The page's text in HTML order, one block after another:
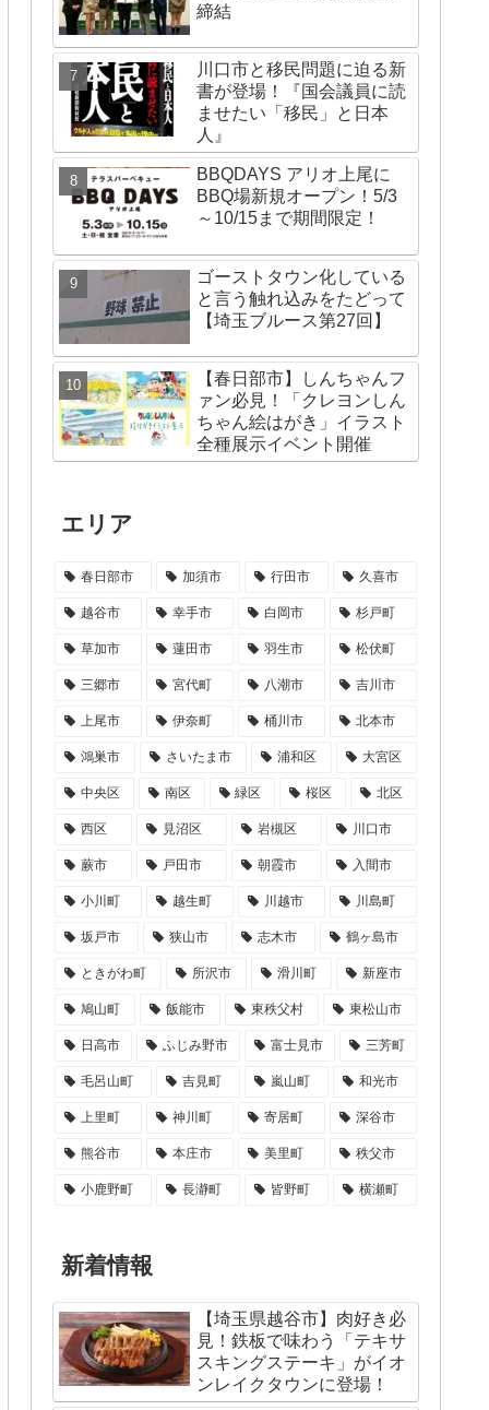
締結
川口市と移民問題に迫る新
書が登場！『国会議員に読
ませたい「移民」と日本
人』
BBQDAYS アリオ上尾に
BBQ場新規オープン！5/3
～10/15まで期間限定！
ゴーストタウン化している
と言う触れ込みをたどって
【埼玉ブルース第27回】
【春日部市】しんちゃんフ
ァン必見！「クレヨンしん
ちゃん絵はがき」イラスト
全種展示イベント開催
エリア
春日部市 加須市 行田市 久喜市
越谷市 幸手市 白岡市 杉戸町
草加市 蓮田市 羽生市 松伏町
三郷市 宮代町 八潮市 吉川市
上尾市 伊奈町 桶川市 北本市
鴻巣市 さいたま市 浦和区 大宮区
中央区 南区 緑区 桜区 北区
西区 見沼区 岩槻区 川口市
蕨市 戸田市 朝霞市 入間市
小川町 越生町 川越市 川島町
坂戸市 狭山市 志木市 鶴ヶ島市
ときがわ町 所沢市 滑川町 新座市
鳩山町 飯能市 東秩父村 東松山市
日高市 ふじみ野市 富士見市 三芳町
毛呂山町 吉見町 嵐山町 和光市
上里町 神川町 寄居町 深谷市
熊谷市 本庄市 美里町 秩父市
小鹿野町 長瀞町 皆野町 横瀬町
新着情報
【埼玉県越谷市】肉好き必
見！鉄板で味わう「テキサ
スキングステーキ」がイオ
ンレイクタウンに登場！